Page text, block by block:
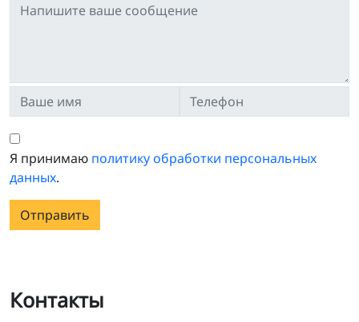
Я принимаю политику обработки персональных
данных.
Отправить
Контакты